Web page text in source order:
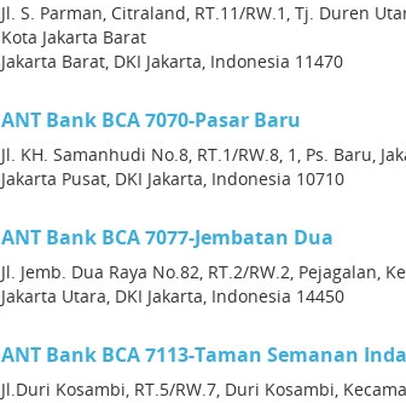
Jl. S. Parman, Citraland, RT.11/RW.1, Tj. Duren
Kota Jakarta Barat
Jakarta Barat, DKI Jakarta, Indonesia 11470
ANT Bank BCA 7070-Pasar Baru
Jl. KH. Samanhudi No.8, RT.1/RW.8, 1, Ps. Baru,
Jakarta Pusat, DKI Jakarta, Indonesia 10710
ANT Bank BCA 7077-Jembatan Dua
Jl. Jemb. Dua Raya No.82, RT.2/RW.2, Pejagalan,
Jakarta Utara, DKI Jakarta, Indonesia 14450
ANT Bank BCA 7113-Taman Semanan
Jl.Duri Kosambi, RT.5/RW.7, Duri Kosambi,